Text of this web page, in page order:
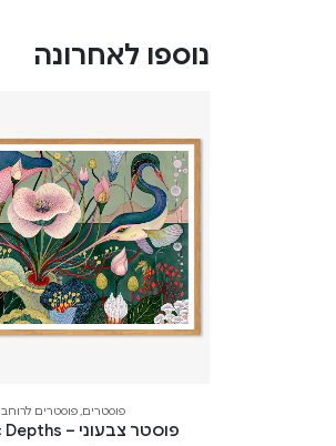
נוספו לאחרונה
פוסטרים,פוסטרים לרוחב
פוסטר צבעוני – Mystic Depths